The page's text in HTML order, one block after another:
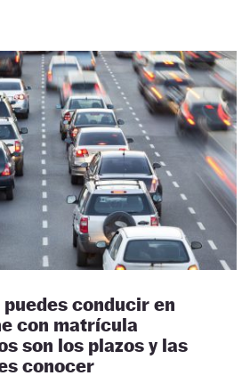
conducir en
con matrícula
son los plazos y las
conocer